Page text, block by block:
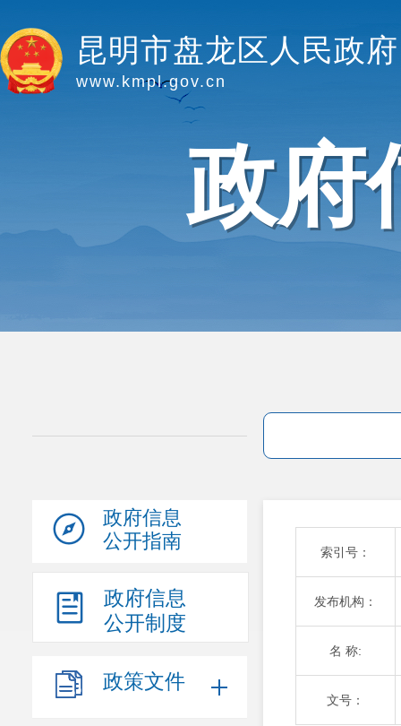
昆明市盘龙区人民政府
www.kmpl.gov.cn
政府
政府信息
公开指南
政府信息
公开制度
政策文件
索引号：
发布机构：
名 称:
文号：